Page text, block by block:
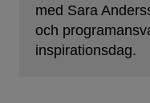
med Sara
och
inspirationsdag.